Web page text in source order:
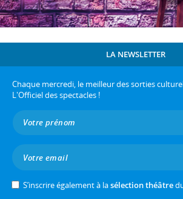
LA NEWSLETTER
Chaque mercredi, le meilleur des sorties
L'Officiel des spectacles !
S’inscrire également à lasélection théâtre